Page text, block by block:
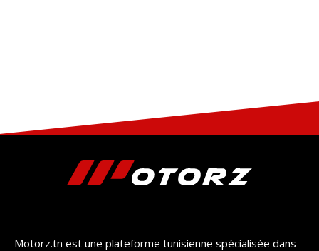
Motorz.tn est une plateforme tunisienne spécialisée dans